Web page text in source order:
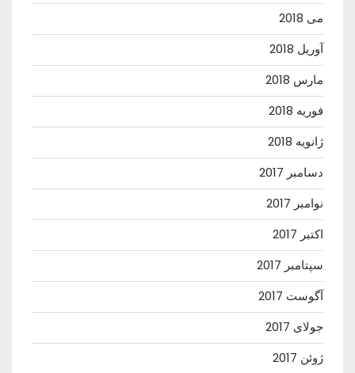
می 2018
آوریل 2018
مارس 2018
فوریه 2018
ژانویه 2018
دسامبر 2017
نوامبر 2017
اکتبر 2017
سپتامبر 2017
آگوست 2017
جولای 2017
ژوئن 2017